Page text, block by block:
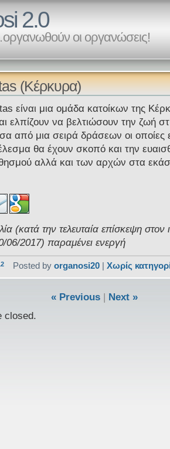
2.0
οι οργανώσεις!
(Κέρκυρα)
είναι μια ομάδα κατοίκων της
ελπίζουν να βελτιώσουν την ζωή
από μια σειρά δράσεων οι οποίες
θα έχουν σκοπό και την
αλλά και των αρχών στα
(κατά την τελευταία επίσκεψη
06/2017) παραμένει ενεργή
Posted byorganosi20 |Χωρίς
« Previous| Next »
closed.